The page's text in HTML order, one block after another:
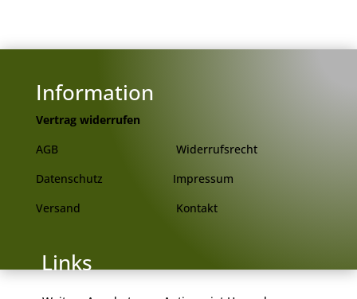
Information
Vertrag widerrufen
AGB
Widerrufsrecht
Datenschutz
Impressum
Versand
Kontakt
Links